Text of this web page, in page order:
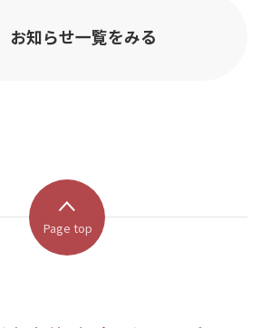
お知らせ一覧をみる
Page top